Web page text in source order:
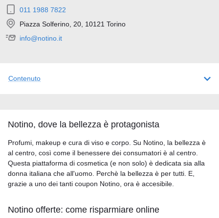
Contenuto
Notino, dove la bellezza è protagonista
Profumi, makeup e cura di viso e corpo. Su Notino, la bellezza è
al centro, così come il benessere dei consumatori è al centro.
Questa piattaforma di cosmetica (e non solo) è dedicata sia alla
donna italiana che all'uomo. Perchè la bellezza è per tutti. E,
grazie a uno dei tanti coupon Notino, ora è accesibile.
Notino offerte: come risparmiare online
011 1988 7822
Piazza Solferino, 20, 10121 Torino
info@notino.it